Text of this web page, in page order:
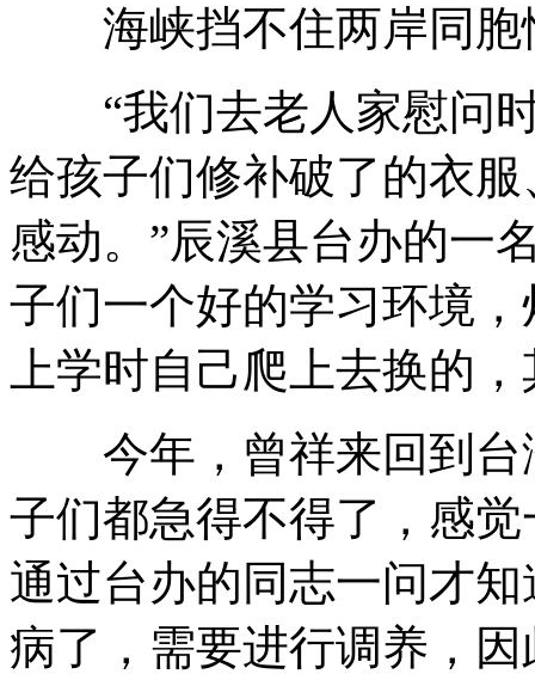
海峡挡不住两岸同胞
“我们去老人家慰问时
给孩子们修补破了的衣
感动。”辰溪县台办的一
子们一个好的学习环境
上学时自己爬上去换的
今年，曾祥来回到台
子们都急得不得了，感
通过台办的同志一问才
病了，需要进行调养，